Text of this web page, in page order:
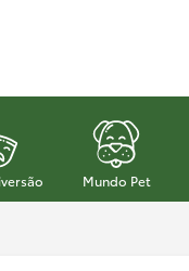
Mundo Pet